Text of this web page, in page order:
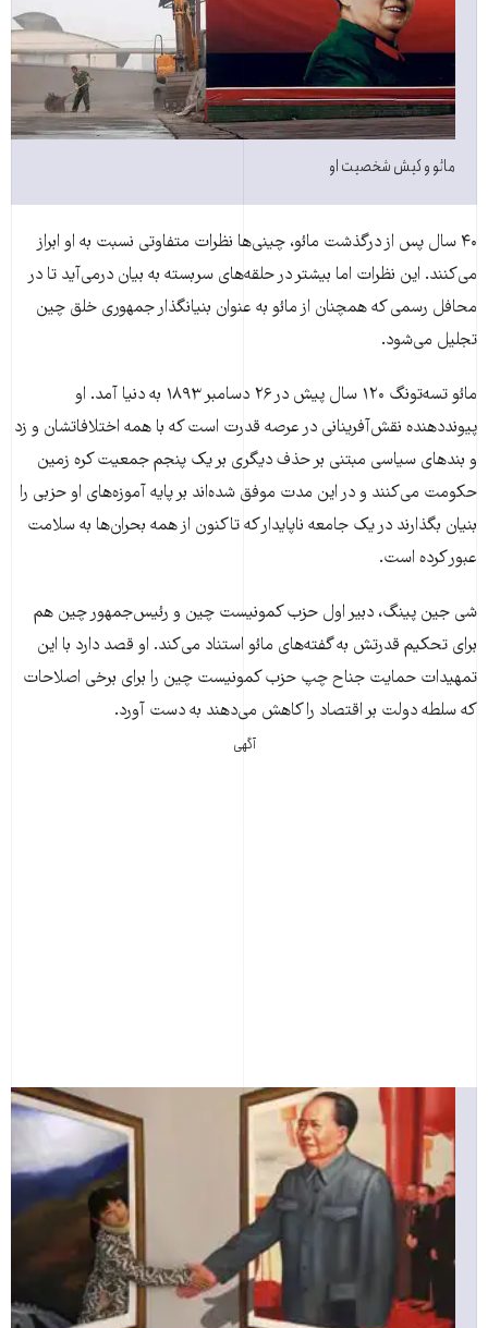
مائو و کیش شخصیت او
۴۰ سال پس از درگذشت مائو، چینی‌ها نظرات متفاوتی نسبت به او ابراز
می‌کنند. این نظرات اما بیشتر در حلقه‌های سربسته به بیان درمی‌آید تا در
محافل رسمی که همچنان از مائو به عنوان بنیانگذار جمهوری خلق چین
تجلیل می‌شود.
مائو تسه‌تونگ ۱۲۰ سال پیش در ۲۶ دسامبر ۱۸۹۳ به دنیا آمد. او
پیونددهنده نقش‌آفرینانی در عرصه قدرت است که با همه اختلافاتشان و زد
و بندهای سیاسی مبتنی بر حذف دیگری بر یک پنجم جمعیت کره زمین
حکومت می‌کنند و در این مدت موفق شده‌اند بر پایه آموزه‌های او حزبی را
بنیان بگذارند در یک جامعه ناپایدار که تاکنون از همه بحران‌ها به سلامت
عبور کرده است.
شی جین پینگ، دبیر اول حزب کمونیست چین و رئیس‌جمهور چین هم
برای تحکیم قدرتش به گفته‌های مائو استناد می‌کند. او قصد دارد با این
تمهیدات حمایت جناح چپ حزب کمونیست چین را برای برخی اصلاحات
که سلطه دولت بر اقتصاد را کاهش می‌دهند به دست آورد.
آگهی